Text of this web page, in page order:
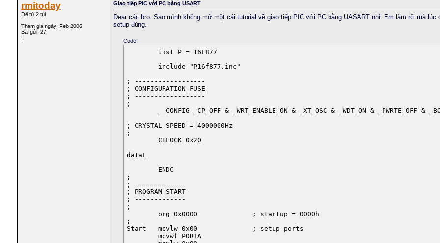
rmitoday
Đệ tử 2 túi
Tham gia ngày: Feb 2006
Bài gửi: 27
:
Giao tiếp PIC với PC bằng USART
Dear các bro. Sao mình không mở một cái tutorial về giao tiếp PIC với PC bằng UASART nhỉ. Em làm rồi mà
setup đúng.
Code:
        list P = 16F877
        include "P16f877.inc"
; ------------------
; CONFIGURATION FUSE
; ------------------
;
__CONFIG _CP_OFF & _WRT_ENABLE_ON & _XT_OSC & _WDT_ON & _PWRTE_OFF &
; CRYSTAL SPEED = 4000000Hz
;
        CBLOCK 0x20
dataL
        ENDC
;
; -------------
; PROGRAM START
; -------------
;
        org 0x0000              ; startup = 0000h
;
Start   movlw 0x00              ; setup ports
        movwf PORTA